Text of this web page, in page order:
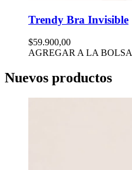
Trendy Bra Invisible
$59.900,00
AGREGAR A LA BOLSA
Nuevos productos